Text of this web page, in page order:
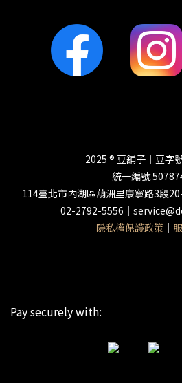
2025 ® 豆舖子│豆字
統一編號
114臺北市內湖區葫洲里康寧路3段
02-2792-
隱私權保護政策 │
Pay securely with: